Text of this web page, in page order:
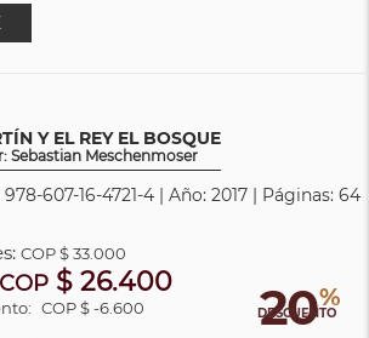
Y EL REY EL BOSQUE
Sebastian Meschenmoser
978-607-16-4721-4 | Año: 2017 | Páginas: 64
20%
DESCUENTO
COP$ 33.000
COP$ 26.400
COP $ -6.600